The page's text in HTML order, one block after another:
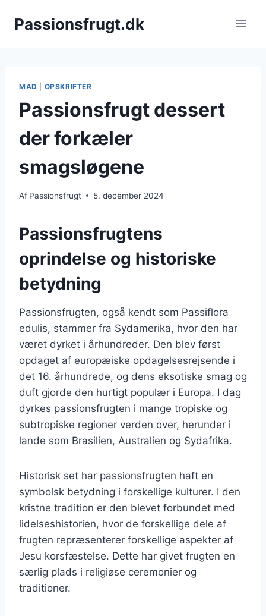
Passionsfrugt.dk
MAD OPSKRIFTER
Passionsfrugt dessert
der forkæler
smagsløgene
Af Passionsfrugt 5. december 2024
Passionsfrugtens
oprindelse og historiske
betydning
Passionsfrugten, også kendt som Passiflora
edulis, stammer fra Sydamerika, hvor den har
været dyrket i århundreder. Den blev først
opdaget af europæiske opdagelsesrejsende i
det 16. århundrede, og dens eksotiske smag og
duft gjorde den hurtigt populær i Europa. I dag
dyrkes passionsfrugten i mange tropiske og
subtropiske regioner verden over, herunder i
lande som Brasilien, Australien og Sydafrika.
Historisk set har passionsfrugten haft en
symbolsk betydning i forskellige kulturer. I den
kristne tradition er den blevet forbundet med
lidelseshistorien, hvor de forskellige dele af
frugten repræsenterer forskellige aspekter af
Jesu korsfæstelse. Dette har givet frugten en
særlig plads i religiøse ceremonier og
traditioner.